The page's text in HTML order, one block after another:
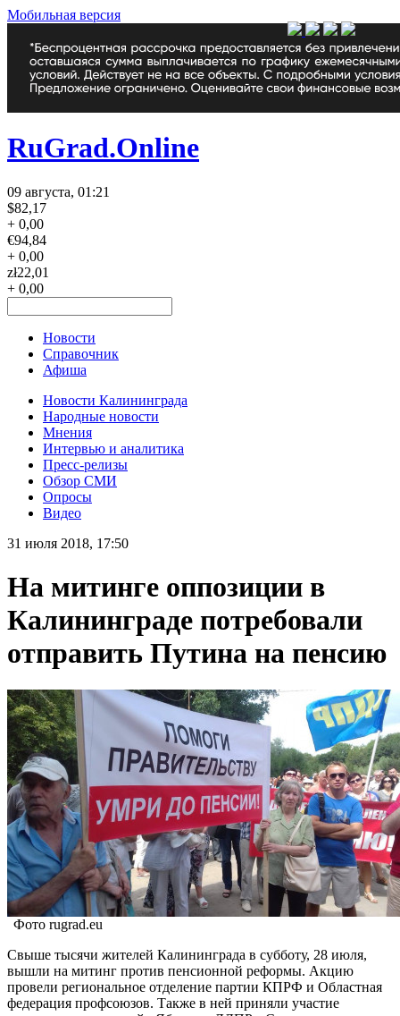
Мобильная версия
RuGrad.Online
09 августа, 01:21
$82,17
+ 0,00
€94,84
+ 0,00
zł22,01
+ 0,00
Новости
Справочник
Афиша
Новости Калининграда
Народные новости
Мнения
Интервью и аналитика
Пресс-релизы
Обзор СМИ
Опросы
Видео
31 июля 2018, 17:50
На митинге оппозиции в
Калининграде потребовали
отправить Путина на пенсию
Фото rugrad.eu
Свыше тысячи жителей Калининграда в субботу, 28 июля,
вышли на митинг против пенсионной реформы. Акцию
провели региональное отделение партии КПРФ и Областная
федерация профсоюзов. Также в ней приняли участие